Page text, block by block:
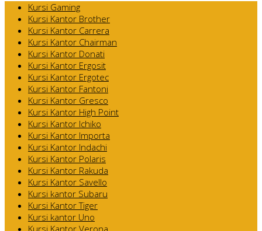
Kursi Gaming
Kursi Kantor Brother
Kursi Kantor Carrera
Kursi Kantor Chairman
Kursi Kantor Donati
Kursi Kantor Ergosit
Kursi Kantor Ergotec
Kursi Kantor Fantoni
Kursi Kantor Gresco
Kursi Kantor High Point
Kursi Kantor Ichiko
Kursi Kantor Importa
Kursi Kantor Indachi
Kursi Kantor Polaris
Kursi Kantor Rakuda
Kursi Kantor Savello
Kursi kantor Subaru
Kursi Kantor Tiger
Kursi kantor Uno
Kursi Kantor Verona